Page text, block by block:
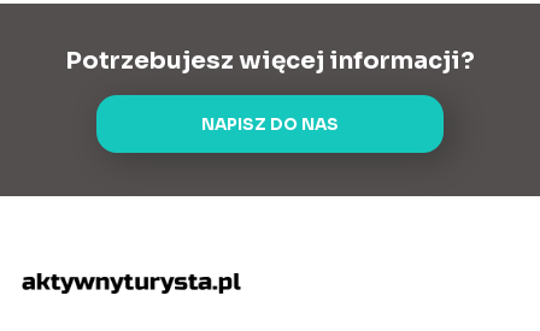
Potrzebujesz więcej informacji?
NAPISZ DO NAS